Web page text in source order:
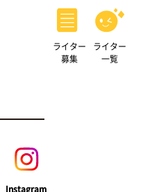
ライター
募集
ライター
一覧
Instagram